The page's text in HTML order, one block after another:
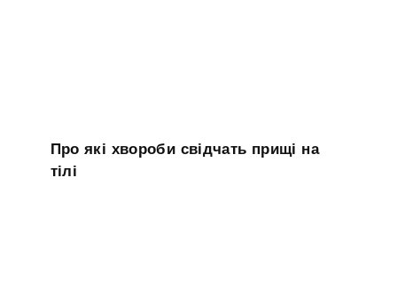
Про які хвороби свідчать прищі на
тілі